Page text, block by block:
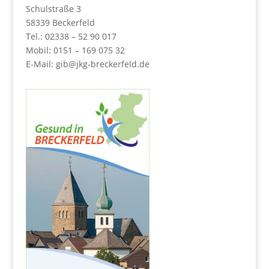
Schulstraße 3
58339 Beckerfeld
Tel.: 02338 – 52 90 017
Mobil: 0151 – 169 075 32
E-Mail: gib@jkg-breckerfeld.de